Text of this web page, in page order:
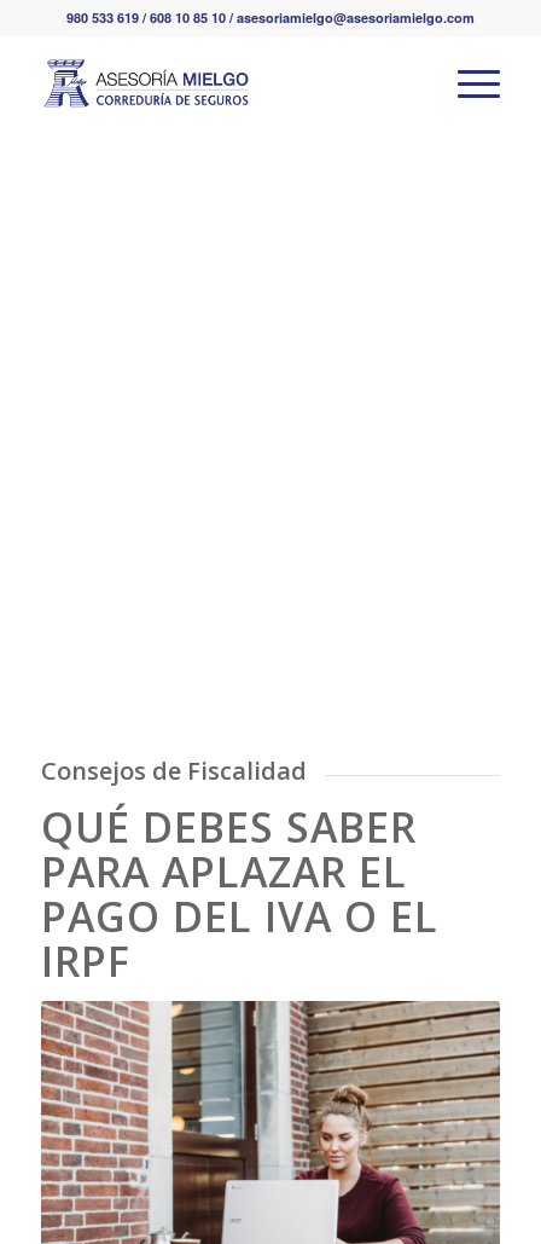
980 533 619 / 608 10 85 10 / asesoriamielgo@asesoriamielgo.com
Consejos de Fiscalidad
QUÉ DEBES SABER
PARA APLAZAR EL
PAGO DEL IVA O EL
IRPF